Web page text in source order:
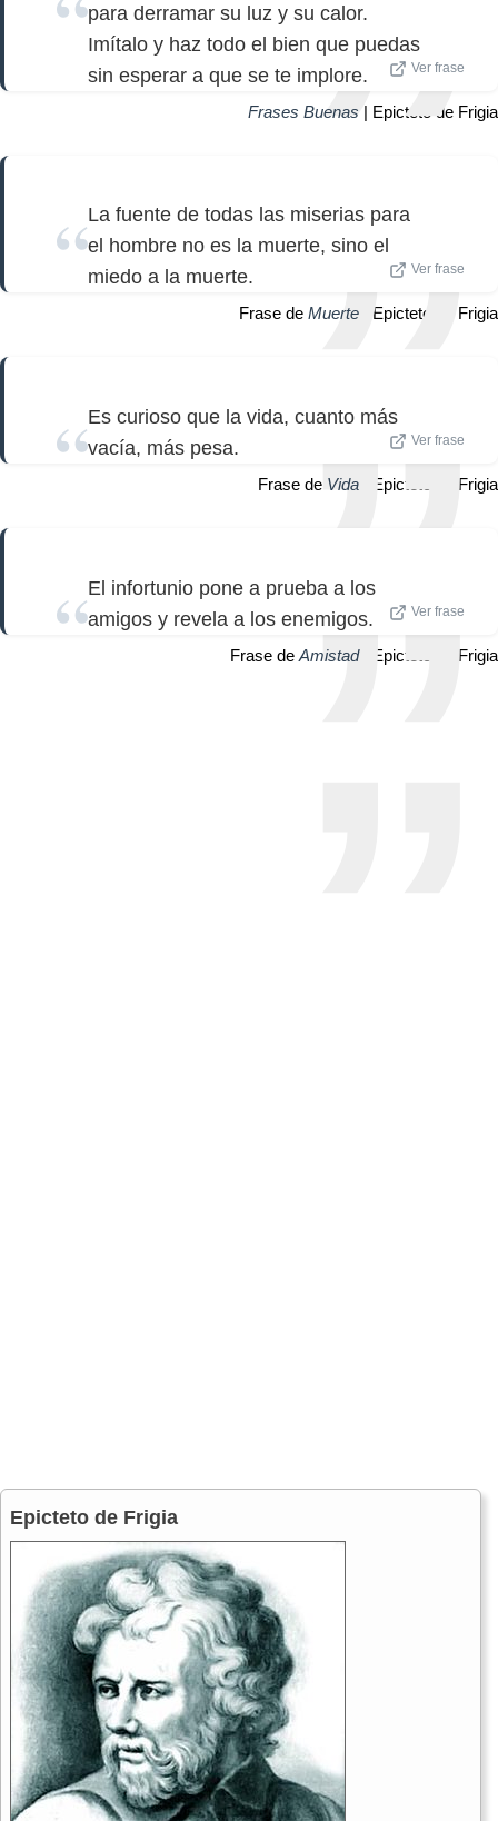
para derramar su luz y su calor.
Imítalo y haz todo el bien que puedas
sin esperar a que se te implore.
Ver frase
Frases Buenas | Epicteto de Frigia
La fuente de todas las miserias para
el hombre no es la muerte, sino el
miedo a la muerte.
Ver frase
Frase de Muerte | Epicteto de Frigia
Es curioso que la vida, cuanto más
vacía, más pesa.
Ver frase
Frase de Vida | Epicteto de Frigia
El infortunio pone a prueba a los
amigos y revela a los enemigos.
Ver frase
Frase de Amistad| Epicteto de Frigia
Epicteto de Frigia